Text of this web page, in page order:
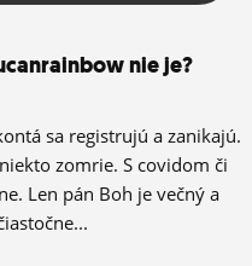
nie je?
sa registrujú a zanikajú.
zomrie. S covidom či
Len pán Boh je večný a